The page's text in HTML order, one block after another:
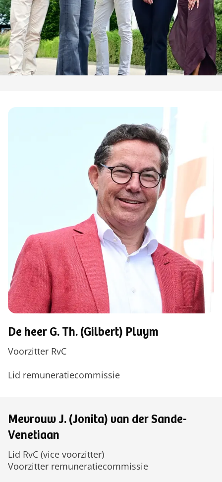
De heer G. Th. (Gilbert) Pluym
Voorzitter RvC
Lid remuneratiecommissie
Mevrouw J. (Jonita) van der Sande-
Venetiaan
Lid RvC (vice voorzitter)
Voorzitter remuneratiecommissie